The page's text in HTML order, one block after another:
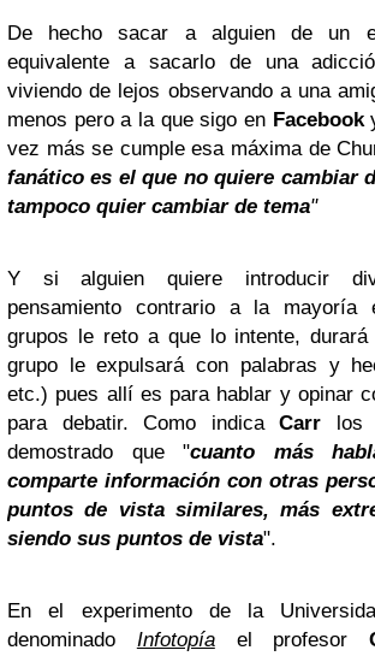
De hecho sacar a alguien de un
equivalente a sacarlo de una
viviendo de lejos observando a una
menos pero a la que sigo en Facebook
vez más se cumple esa máxima de
fanático es el que no quiere cambiar
tampoco quier cambiar de tema"
Y si alguien quiere introducir
pensamiento contrario a la
grupos le reto a que lo intente,
grupo le expulsará con palabras y
etc.) pues allí es para hablar y opinar
para debatir. Como indicaCarr los
demostrado que "cuanto más
comparte información con otras
puntos de vista similares, más
siendo sus puntos de vista".
En el experimento de la
denominado Infotopía el profesor